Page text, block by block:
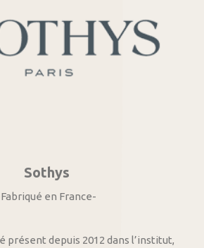
Sothys
en France-
présent depuis 2012 dans l’institut,